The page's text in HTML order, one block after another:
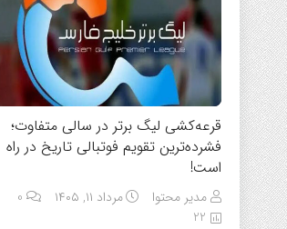
قرعه‌کشی لیگ برتر در سالی متفاوت؛
فشرده‌ترین تقویم فوتبالی تاریخ در راه
است!
مدیر محتوا مرداد ۱۱, ۱۴۰۵
22